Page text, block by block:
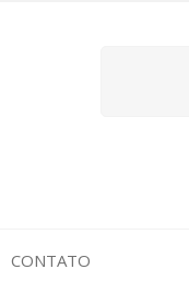
CONTATO